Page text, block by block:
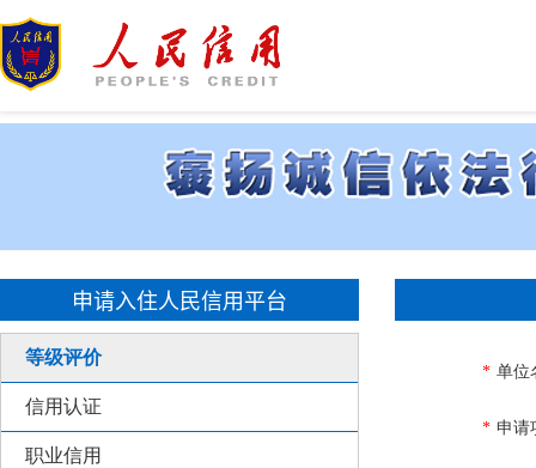
申请入住人民信用平台
等级评价
信用认证
职业信用
* 单位
* 申请